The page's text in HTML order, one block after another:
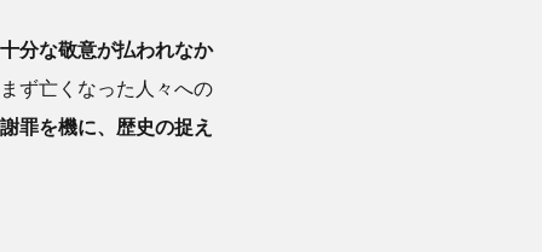
分な敬意が払われなか
ず亡くなった人々への
罪を機に、歴史の捉え